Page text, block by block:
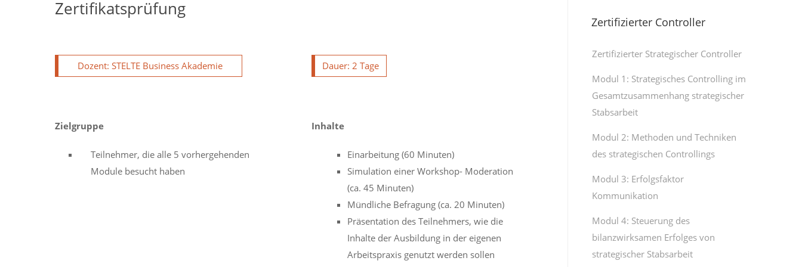
Zertifikatsprüfung
Dozent: STELTE Business Akademie Dauer: 2 Tage
Zielgruppe
Teilnehmer, die alle 5 vorhergehenden
Module besucht haben
Inhalte
Einarbeitung (60 Minuten)
Simulation einer Workshop- Moderation
(ca. 45 Minuten)
Mündliche Befragung (ca. 20 Minuten)
Präsentation des Teilnehmers, wie die
Inhalte der Ausbildung in der eigenen
Arbeitspraxis genutzt werden sollen
Zertifizierter Controller
Zertifizierter Strategischer Controller
Modul 1: Strategisches Controlling im
Gesamtzusammenhang strategischer
Stabsarbeit
Modul 2: Methoden und Techniken
des strategischen Controllings
Modul 3: Erfolgsfaktor
Kommunikation
Modul 4: Steuerung des
bilanzwirksamen Erfolges von
strategischer Stabsarbeit